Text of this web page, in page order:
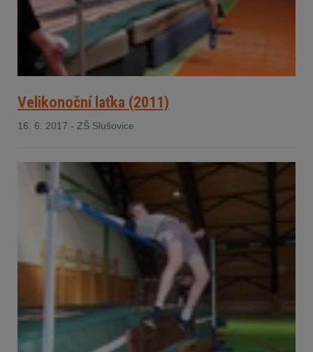
Velikonoční laťka (2011)
16. 6. 2017 - ZŠ Slušovice